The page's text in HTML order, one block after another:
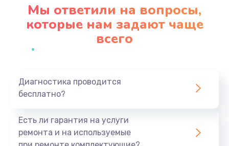
Заказать
Профилактическая чистка
Заказать
Мы ответили на вопросы,
которые нам задают чаще
всего
Диагностика проводится
бесплатно?
Есть ли гарантия на услуги
ремонта и на используемые